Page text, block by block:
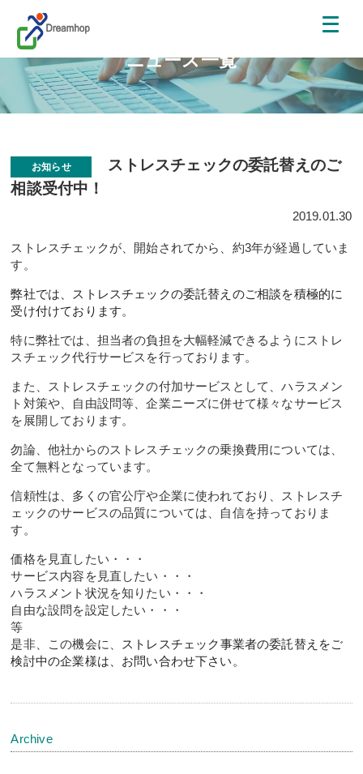
ニュース一覧
お知らせ
ストレスチェックの委託替えのご
相談受付中！
2019.01.30
ストレスチェックが、開始されてから、約3年が経過していま
す。
弊社では、ストレスチェックの委託替えのご相談を積極的に
受け付けております。
特に弊社では、担当者の負担を大幅軽減できるようにストレ
スチェック代行サービスを行っております。
また、ストレスチェックの付加サービスとして、ハラスメン
ト対策や、自由設問等、企業ニーズに併せて様々なサービス
を展開しております。
勿論、他社からのストレスチェックの乗換費用については、
全て無料となっています。
信頼性は、多くの官公庁や企業に使われており、ストレスチ
ェックのサービスの品質については、自信を持っておりま
す。
価格を見直したい・・・
サービス内容を見直したい・・・
ハラスメント状況を知りたい・・・
自由な設問を設定したい・・・
等
是非、この機会に、 ストレスチェック事業者の委託替えをご
検討中の企業様は、お問い合わせ下さい。
Archive